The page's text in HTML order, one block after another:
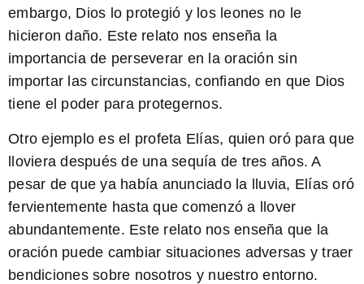
embargo, Dios lo protegió y los leones no le
hicieron daño. Este relato nos enseña la
importancia de perseverar en la oración sin
importar las circunstancias, confiando en que Dios
tiene el poder para protegernos.
Otro ejemplo es el profeta Elías, quien oró para que
lloviera después de una sequía de tres años. A
pesar de que ya había anunciado la lluvia, Elías oró
fervientemente hasta que comenzó a llover
abundantemente. Este relato nos enseña que la
oración puede cambiar situaciones adversas y traer
bendiciones sobre nosotros y nuestro entorno.